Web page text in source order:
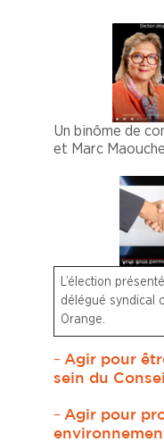
Un binôme de
et Marc Maouche
L’élection
délégué syndical
Orange.
– Agir pour
sein du
– Agir pour